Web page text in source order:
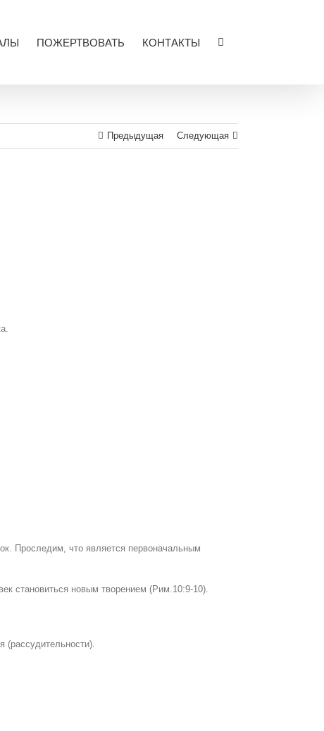
ПОЖЕРТВОВАТЬ КОНТАКТЫ
Предыдущая Следующая
Проследим, что является первоначальным
становиться новым творением (Рим.10:9-10).
(рассудительности).